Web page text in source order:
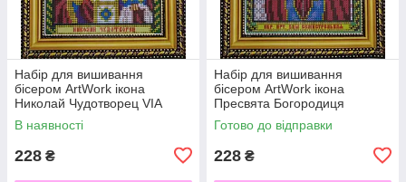
Набір для вишивання
бісером ArtWork ікона
Николай Чудотворец VIA
5003
В наявності
228 ₴
Набір для вишивання
бісером ArtWork ікона
Пресвята Богородиця
Семистрельная VIA 5004
Готово до відправки
228 ₴